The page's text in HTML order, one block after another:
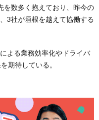
を数多く抱えており、昨今の
3社が垣根を越えて協働する
よる業務効率化やドライバ
期待している。